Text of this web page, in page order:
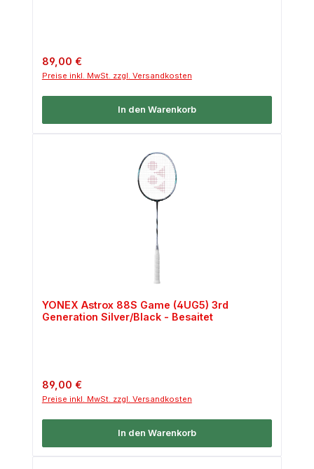
Regulärer Preis:
89,00 €
Preise inkl. MwSt. zzgl. Versandkosten
In den Warenkorb
YONEX Astrox 88S Game (4UG5) 3rd
Generation Silver/Black - Besaitet
Regulärer Preis:
89,00 €
Preise inkl. MwSt. zzgl. Versandkosten
In den Warenkorb